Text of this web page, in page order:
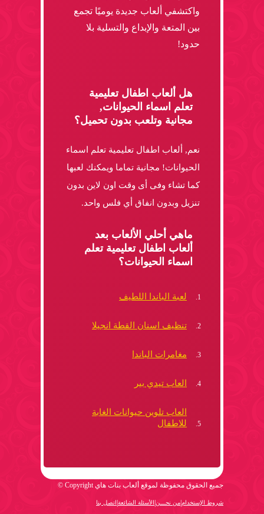
واكتشفي ألعاب جديدة يوميًا تجمع
بين المتعة والإبداع والتسلية بلا
حدود!
هل ألعاب اطفال تعليمية
تعلم اسماء الحيوانات,
مجانية وتلعب بدون تحميل؟
نعم, ألعاب اطفال تعليمية تعلم اسماء
الحيوانات! مجانية تماما ويمكنك لعبها
كما تشاء وفى أى وقت اون لاين بدون
تنزيل وبدون انفاق أي فلس واحد.
ماهي أحلي الألعاب بعد
ألعاب اطفال تعليمية تعلم
اسماء الحيوانات؟
لعبة الباندا اللطيف
تنظيف اسنان القطة انجيلا
مغامرات الباندا
العاب تيدي بير
العاب تلوين حيوانات الغابة
للاطفال
جميع الحقوق محفوظة لموقع ألعاب بنات هاي Copyright ©
شروط الإستخدام من نحـــن الأسئلة الشائعة اتصل بنا